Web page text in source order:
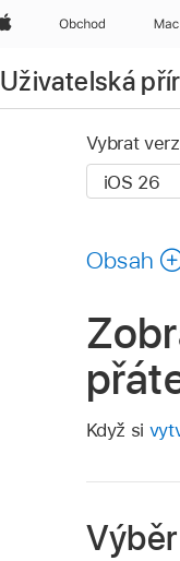
AppleObchod Mac
Uživatelská
Vybrat
Obsah
Když si